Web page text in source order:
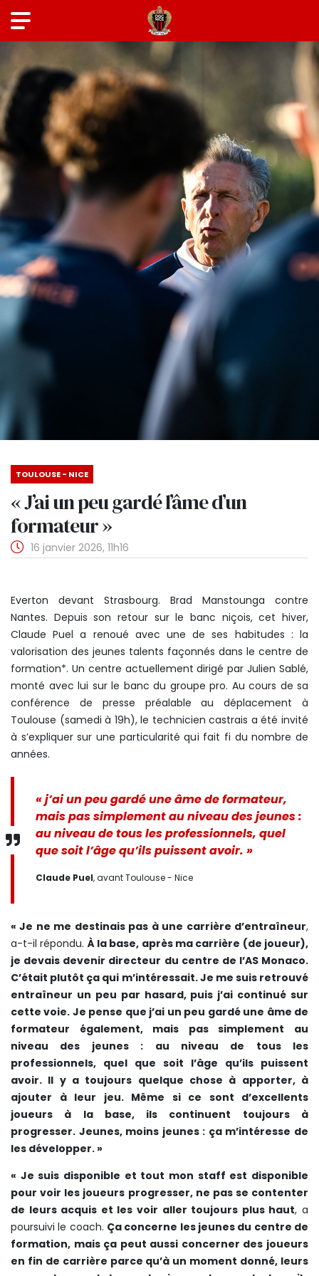
TOULOUSE - NICE
« J’ai un peu gardé l’âme d’un
formateur »
16 janvier 2026, 11h16
Everton devant Strasbourg. Brad Manstounga contre
Nantes. Depuis son retour sur le banc niçois, cet hiver,
Claude Puel a renoué avec une de ses habitudes : la
valorisation des jeunes talents façonnés dans le centre de
formation*. Un centre actuellement dirigé par Julien Sablé,
monté avec lui sur le banc du groupe pro. Au cours de sa
conférence de presse préalable au déplacement à
Toulouse (samedi à 19h), le technicien castrais a été invité
à s’expliquer sur une particularité qui fait fi du nombre de
années.
« j’ai un peu gardé une âme de formateur,
mais pas simplement au niveau des jeunes :
au niveau de tous les professionnels, quel
que soit l’âge qu’ils puissent avoir. »
Claude Puel, avant Toulouse - Nice
« Je ne me destinais pas à une carrière d’entraîneur,
a-t-il répondu. À la base, après ma carrière (de joueur),
je devais devenir directeur du centre de l’AS Monaco.
C’était plutôt ça qui m’intéressait. Je me suis retrouvé
entraîneur un peu par hasard, puis j’ai continué sur
cette voie. Je pense que j’ai un peu gardé une âme de
formateur également, mais pas simplement au
niveau des jeunes : au niveau de tous les
professionnels, quel que soit l’âge qu’ils puissent
avoir. Il y a toujours quelque chose à apporter, à
ajouter à leur jeu. Même si ce sont d’excellents
joueurs à la base, ils continuent toujours à
progresser. Jeunes, moins jeunes : ça m’intéresse de
les développer. »
« Je suis disponible et tout mon staff est disponible
pour voir les joueurs progresser, ne pas se contenter
de leurs acquis et les voir aller toujours plus haut, a
poursuivi le coach. Ça concerne les jeunes du centre de
formation, mais ça peut aussi concerner des joueurs
en fin de carrière parce qu’à un moment donné, leurs